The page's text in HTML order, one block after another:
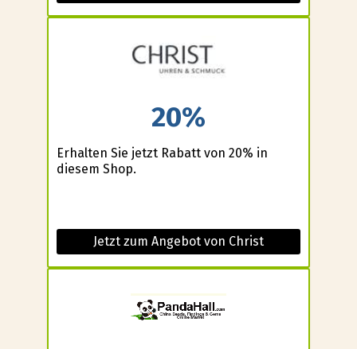
20%
Erhalten Sie jetzt Rabatt von 20% in
diesem Shop.
Jetzt zum Angebot von Christ